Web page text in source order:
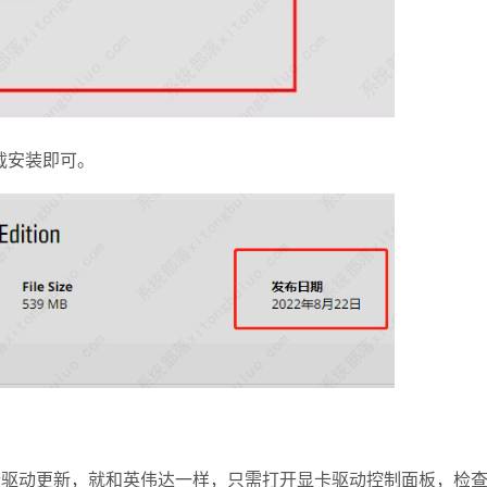
装即可。
更新，就和英伟达一样，只需打开显卡驱动控制面板，检